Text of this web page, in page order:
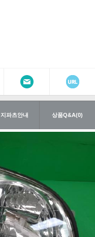
지파츠안내 상품Q&A(0)